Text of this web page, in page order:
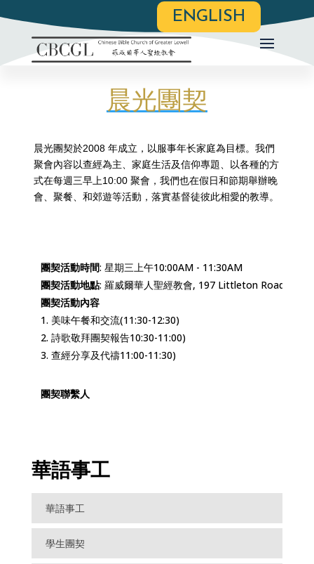
ENGLISH
晨光團契
晨光團契於2008 年成立，以服事年长家庭為目標。我們
聚會內容以查經為主、家庭生活及信仰專題、以各種的方
式在每週三早上10:00 聚會，我們也在假日和節期舉辦晚
會、聚餐、和郊遊等活動，落實基督徒彼此相愛的教導。
團契活動時間
: 星期三上午10:00AM - 11:30AM
團契活動地點
團契活動內容
1. 美味午餐和交流(11:30-12:30)
2. 詩歌敬拜團契報告10:30-11:00)
3. 查經分享及代禱11:00-11:30)
團契聯繫人
華語事工
華語事工
學生團契